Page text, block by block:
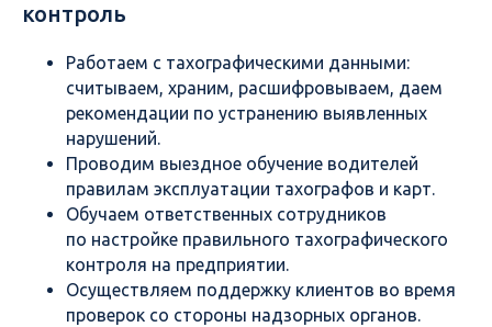
контроль
Работаем с тахографическими данными:
считываем, храним, расшифровываем, даем
рекомендации по устранению выявленных
нарушений.
Проводим выездное обучение водителей
правилам эксплуатации тахографов и карт.
Обучаем ответственных сотрудников
по настройке правильного тахографического
контроля на предприятии.
Осуществляем поддержку клиентов во время
проверок со стороны надзорных органов.